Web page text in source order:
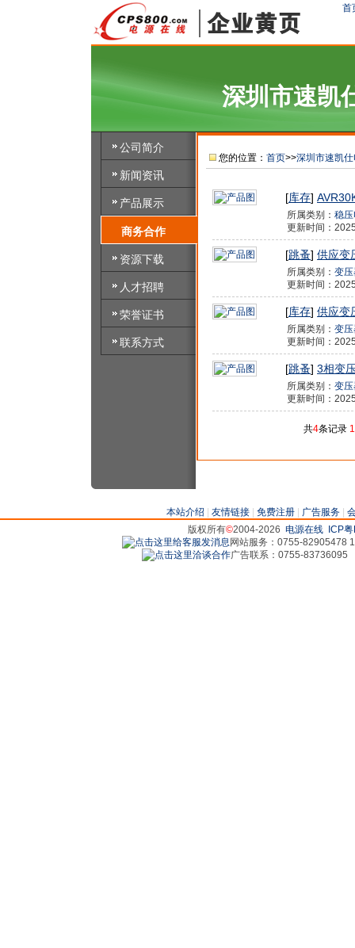
首
深圳市速凯
公司简介
新闻资讯
产品展示
商务合作
资源下载
人才招聘
荣誉证书
联系方式
您的位置： 首页>>深圳市速凯
[库存]
所属类别： 稳
更新时间：
[跳蚤] 供应变
所属类别： 变
更新时间：
[库存] 供应变
所属类别： 变
更新时间：
[跳蚤] 3相变
所属类别： 变
更新时间：
共4条记录
本站介绍 友情链接| 免费注册| 广告服务|
版权所有©2004-2026 电源在线
ICP
网站服务：0755-82905478
广告联系：0755-83736095